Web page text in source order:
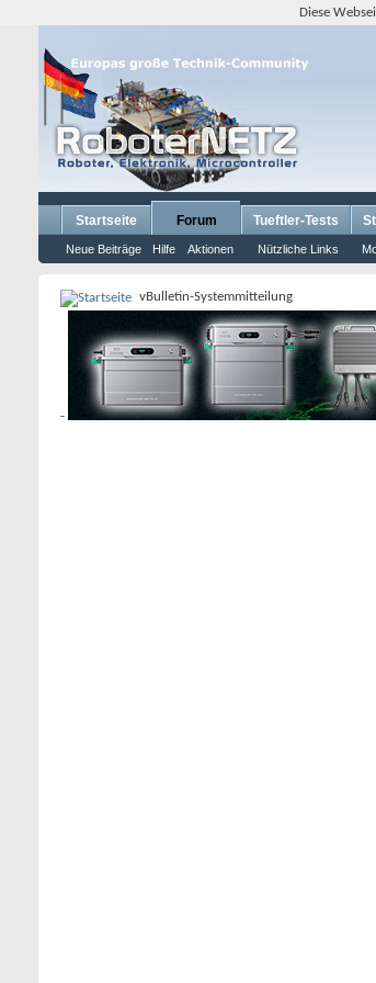
Startseite Forum
Neue Beiträge Hilfe Aktionen Nützliche Links
Tueftler-Tests
vBulletin-Systemmitteilung
-
Diese